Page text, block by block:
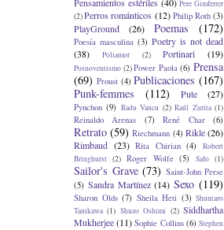
Pere Gimferrer
(2)Perros románticos (12) Philip Roth (3)
PlayGround (26) Poemas (172)
Poesía masculina (3) Poetry is not dead
(38)
Poliamor (2) Portinari (19)
Posnoventismo (2) Power Paola (6) Prensa
(69) Proust (4) Publicaciones (167)
Punk-femmes
(112) Pute (27)
Pynchon (9) Radu Vancu (2) Raúl Zurita (1)
Reinaldo Arenas (7) René Char (6)
Retrato (59) Riechmann (4) Rikle (26)
Rimbaud (23) Rita Chirian (4)
Robert
Bringhurst (2) Roger Wolfe (5) Safo (1)
Sailor's Grave (73) Saint-John Perse
(5) Sandra Martínez (14) Sexo (119)
Sharon Olds (7) Sheila Heti (3) Shuntaro
Tanikawa (1) Shuzo Oshimi (2) Siddhartha
Mukherjee (11) Sophie Collins (6) Stephen